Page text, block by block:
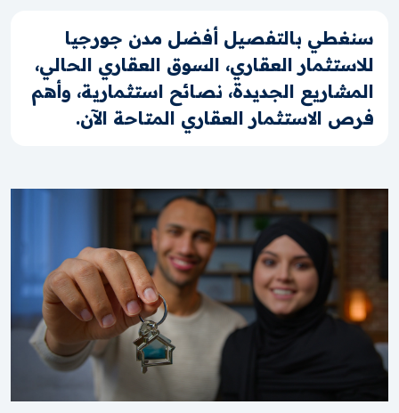
سنغطي بالتفصيل أفضل مدن جورجيا
للاستثمار العقاري، السوق العقاري الحالي،
المشاريع الجديدة، نصائح استثمارية، وأهم
فرص الاستثمار العقاري المتاحة الآن.